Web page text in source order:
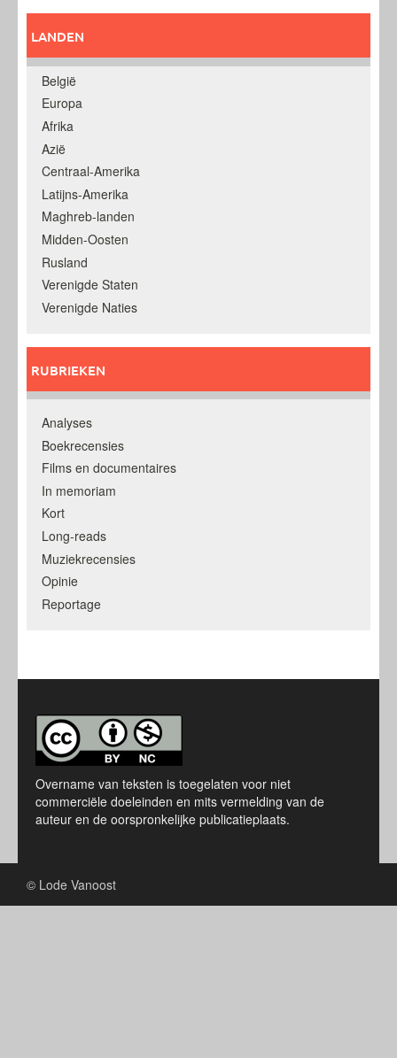
LANDEN
België
Europa
Afrika
Azië
Centraal-Amerika
Latijns-Amerika
Maghreb-landen
Midden-Oosten
Rusland
Verenigde Staten
Verenigde Naties
RUBRIEKEN
Analyses
Boekrecensies
Films en documentaires
In memoriam
Kort
Long-reads
Muziekrecensies
Opinie
Reportage
Overname van teksten is toegelaten voor niet
commerciële doeleinden en mits vermelding van de
auteur en de oorspronkelijke publicatieplaats.
© Lode Vanoost